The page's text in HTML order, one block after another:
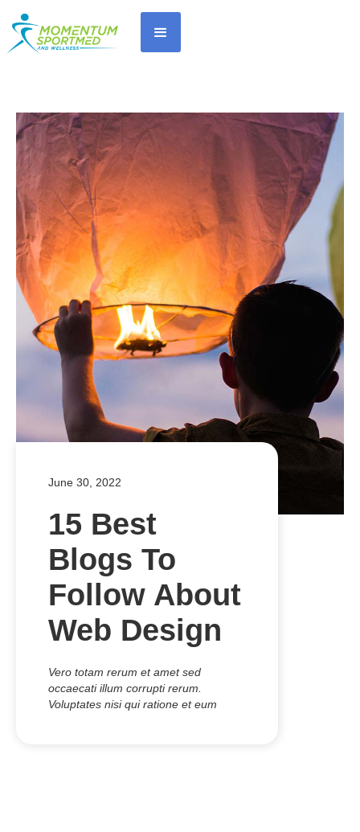
June 30, 2022
15 Best
Blogs To
Follow About
Web Design
Vero totam rerum et amet sed
occaecati illum corrupti rerum.
Voluptates nisi qui ratione et eum